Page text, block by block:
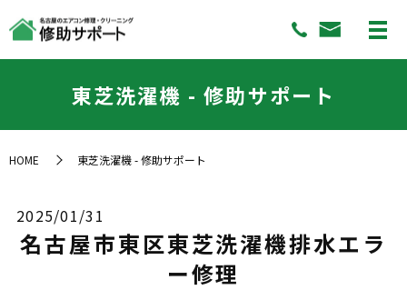
東芝洗濯機 - 修助サポート
HOME 東芝洗濯機 - 修助サポート
2025/01/31
名古屋市東区東芝洗濯機排水エラ
ー修理